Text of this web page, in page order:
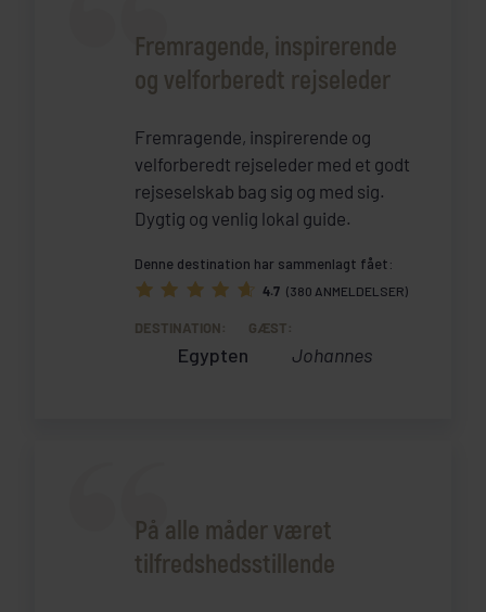
Fremragende, inspirerende
og velforberedt rejseleder
Fremragende, inspirerende og
velforberedt rejseleder med et godt
rejseselskab bag sig og med sig.
Dygtig og venlig lokal guide.
Denne destination har sammenlagt fået:
4.7 (380 ANMELDELSER)
DESTINATION:
Egypten
GÆST:
Johannes
På alle måder været
tilfredshedsstillende